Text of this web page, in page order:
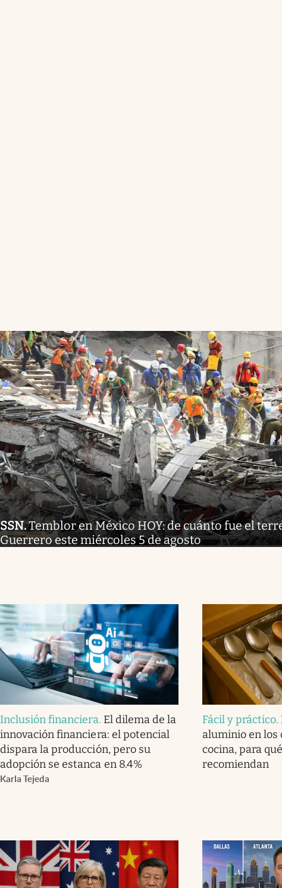
SSN.Temblor en México HOY: de cuánto fue el
Guerrero este miércoles 5 de agosto
Inclusión financiera. El dilema de la
innovación financiera: el potencial
dispara la producción, pero su
adopción se estanca en 8.4%
Karla Tejeda
Fácil y práctico.
aluminio en los
cocina, para
recomiendan